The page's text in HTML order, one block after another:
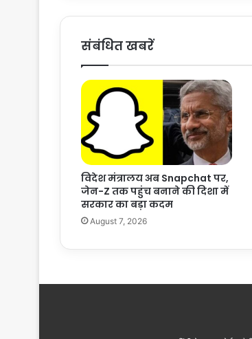
ल्सि
य
स
धि
क
र्म
हो
जा
ए
गा
संबंधित खबरें
विदेश मंत्रालय अब Snapchat पर,
जेन-Z तक पहुंच बनाने की दिशा में
सरकार का बड़ा कदम
August 7, 2026